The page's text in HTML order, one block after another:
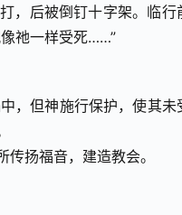
，后被倒钉十字架。临行
祂一样受死……”
，但神施行保护，使其未
扬福音，建造教会。